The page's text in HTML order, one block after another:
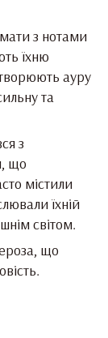
з нотами
їхню
ауру
та
з
що
містили
їхній
світом.
що